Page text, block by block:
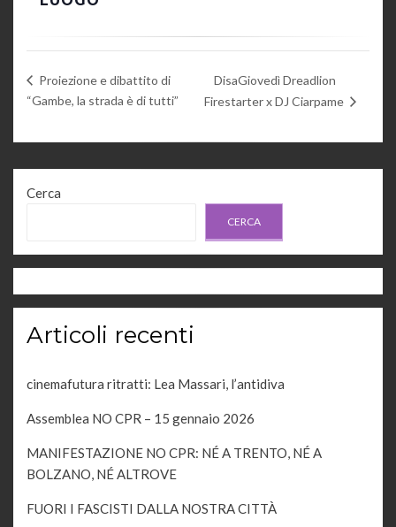
Proiezione e dibattito di
“Gambe, la strada è di tutti”
DisaGiovedì Dreadlion
Firestarter x DJ Ciarpame
Cerca
CERCA
Articoli recenti
cinemafutura ritratti: Lea Massari, l’antidiva
Assemblea NO CPR – 15 gennaio 2026
MANIFESTAZIONE NO CPR: NÉ A TRENTO, NÉ A
BOLZANO, NÉ ALTROVE
FUORI I FASCISTI DALLA NOSTRA CITTÀ